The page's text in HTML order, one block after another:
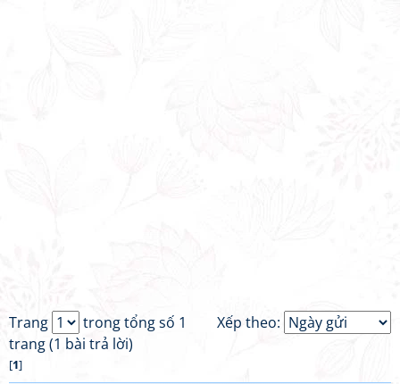
Xếp theo:
Trang
trong tổng số 1
trang (1 bài trả lời)
[1]